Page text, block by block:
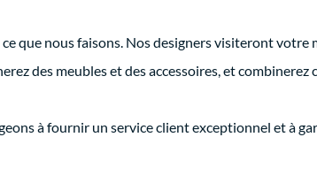
que nous faisons. Nos designers visiteront votre
des meubles et des accessoires, et
à fournir un service client exceptionnel et à